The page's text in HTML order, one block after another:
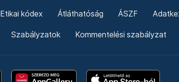
Etikai kódex Átláthatóság ÁSZF
Szabályzatok Kommentelési szabályzat